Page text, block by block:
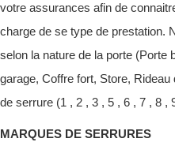
votre assurances afin de
charge de se type de prestation.
selon la nature de la porte (Porte
garage, Coffre fort, Store,
de serrure (1 , 2 , 3 , 5 , 6 , 7 , 8 ,
MARQUES DE SERRURES